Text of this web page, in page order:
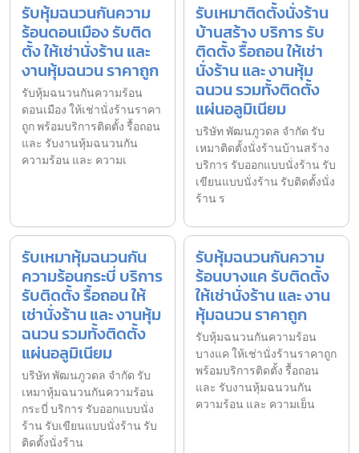
รับหุ้มฉนวนกันความ
ร้อนดอนเมือง รับติด
ตั้ง ให้เช่านั่งร้าน และ
งานหุ้มฉนวน ราคาถูก
รับหุ้มฉนวนกันความร้อน
ดอนเมือง ให้เช่านั่งร้านราคา
ถูก พร้อมบริการติดตั้ง รื้อถอน
และ รับงานหุ้มฉนวนกัน
ความร้อน และ ความเ
รับเหมาติดตั้งนั่งร้าน
บ้านสร้าง บริการ รับ
ติดตั้ง รื้อถอน ให้เช่า
นั่งร้าน และ งานหุ้ม
ฉนวน รวมทั้งติดตั้ง
แผ่นอลูมิเนียม
บริษัท พัฒนภูวดล จำกัด รับ
เหมาติดตั้งนั่งร้านบ้านสร้าง
บริการ รับออกแบบนั่งร้าน รับ
เขียนแบบนั่งร้าน รับติดตั้งนั่ง
ร้าน ร
รับเหมาหุ้มฉนวนกัน
ความร้อนกระบี่ บริการ
รับติดตั้ง รื้อถอน ให้
เช่านั่งร้าน และ งานหุ้ม
ฉนวน รวมทั้งติดตั้ง
แผ่นอลูมิเนียม
บริษัท พัฒนภูวดล จำกัด รับ
เหมาหุ้มฉนวนกันความร้อน
กระบี่ บริการ รับออกแบบนั่ง
ร้าน รับเขียนแบบนั่งร้าน รับ
ติดตั้งนั่งร้าน
รับหุ้มฉนวนกันความ
ร้อนบางแค รับติดตั้ง
ให้เช่านั่งร้าน และ งาน
หุ้มฉนวน ราคาถูก
รับหุ้มฉนวนกันความร้อน
บางแค ให้เช่านั่งร้านราคาถูก
พร้อมบริการติดตั้ง รื้อถอน
และ รับงานหุ้มฉนวนกัน
ความร้อน และ ความเย็น